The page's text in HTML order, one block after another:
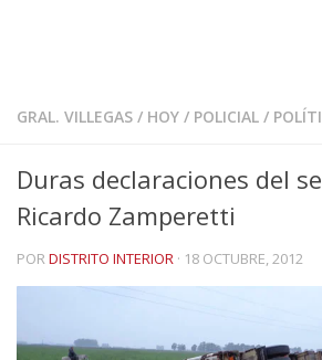
GRAL. VILLEGAS / HOY / POLICIAL /
Duras declaraciones del
Ricardo Zamperetti
PORDISTRITO INTERIOR · 18 OCTUBRE, 2012